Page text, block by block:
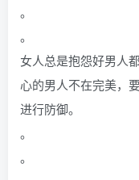
。
。
女人总是抱怨好男人
心的男人不在完美，
进行防御。
。
。